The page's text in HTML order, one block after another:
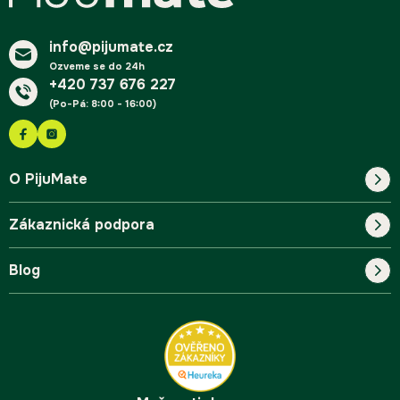
info@pijumate.cz
Ozveme se do 24h
+420 737 676 227
(Po-Pá: 8:00 - 16:00)
O PijuMate
Náš příběh
Zákaznická podpora
Kontakt
Blog